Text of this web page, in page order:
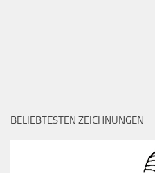
BELIEBTESTEN ZEICHNUNGEN